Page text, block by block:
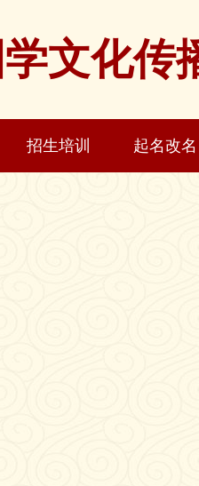
文化传
招生培训 起名改名